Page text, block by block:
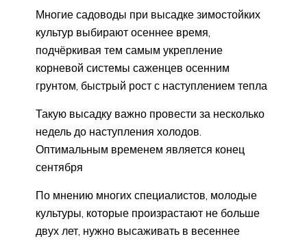
Многие садоводы при высадке зимостойких
культур выбирают осеннее время,
подчёркивая тем самым укрепление
корневой системы саженцев осенним
грунтом, быстрый рост с наступлением тепла
Такую высадку важно провести за несколько
недель до наступления холодов.
Оптимальным временем является конец
сентября
По мнению многих специалистов, молодые
культуры, которые произрастают не больше
двух лет, нужно высаживать в весеннее